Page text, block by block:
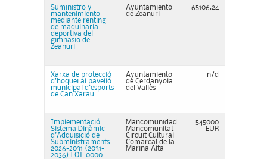
Suministro y
mantenimiento
mediante renting
de maquinaria
deportiva del
gimnasio de
Zeanuri
Ayuntamiento
de Zeanuri
65106,24
Xarxa de protecció
d’hoquei al pavelló
municipal d’esports
de Can Xarau
Ayuntamiento
de Cerdanyola
del Vallès
n/d
Implementació
Sistema Dinàmic
d'Adquisició de
Subministraments
2026-2031 (2031-
2036) LOT-0000:
Mancomunidad
Mancomunitat
Circuit Cultural
Comarcal de la
Marina Alta
545000
EUR